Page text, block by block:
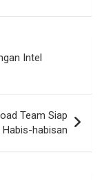
Intel
Team Siap
Habis-habisan